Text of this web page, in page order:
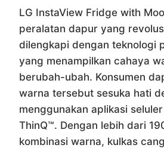
LG InstaView Fridge with
peralatan dapur yang
dilengkapi dengan teknologi
yang menampilkan cahaya
berubah-ubah. Konsumen
warna tersebut sesuka hati
menggunakan aplikasi
ThinQ™. Dengan lebih dari
kombinasi warna, kulkas